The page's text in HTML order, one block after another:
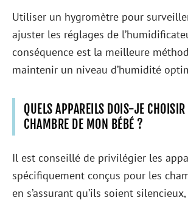
Utiliser un hygromètre pour
ajuster les réglages de
conséquence est la meilleure
maintenir un niveau d’humidité
QUELS APPAREILS DOIS-JE
CHAMBRE DE MON BÉBÉ ?
Il est conseillé de privilégier les
spécifiquement conçus pour les
en s’assurant qu’ils soient